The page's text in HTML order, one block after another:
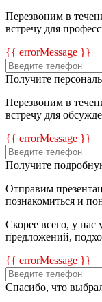
Перезвоним в
встречу для
{{ errorMessage }}
Получите
Перезвоним в
встречу для
{{ errorMessage }}
Получите
Отправим
познакомиться и
Скорее всего, у нас
предложений,
{{ errorMessage }}
Спасибо, что